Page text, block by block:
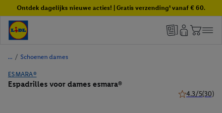
Ontdek dagelijks nieuwe acties! | Gratis verzending¹ vanaf € 60.
/ Schoenen dames
ESMARA®
Espadrilles voor dames esmara®
4.3/5(30)